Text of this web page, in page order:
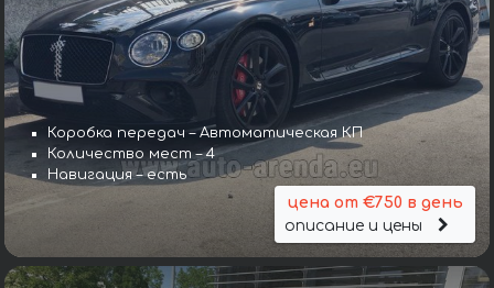
Коробка передач – Автоматическая КП
Количество мест – 4
Навигация – есть
цена от €750 в день
описание и цены